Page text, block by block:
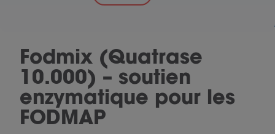
Fodmix (Quatrase
10.000) – soutien
enzymatique pour les
FODMAP